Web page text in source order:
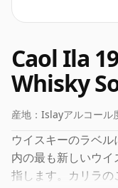
Caol Ila
Whisky
産地： Islayアルコール
ウイスキーのラベ
内の最も新しいウ
指します。カリラ